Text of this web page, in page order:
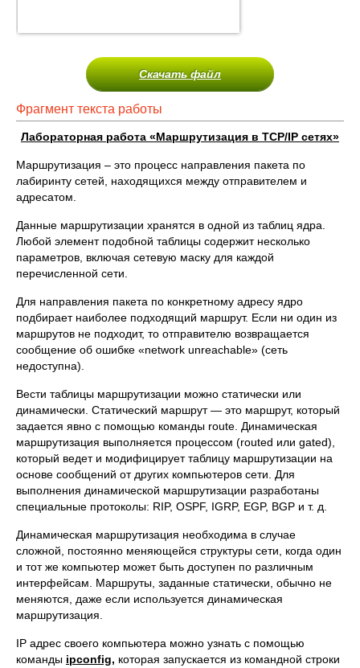
Скачать файл
Фрагмент текста работы
Лабораторная работа «Маршрутизация в TCP/IP сетях»
Маршрутизация – это процесс направления пакета по
лабиринту сетей, находящихся между отправителем и
адресатом.
Данные маршрутизации хранятся в одной из таблиц ядра.
Любой элемент подобной таблицы содержит несколько
параметров, включая сетевую маску для каждой
перечисленной сети.
Для направления пакета по конкретному адресу ядро
подбирает наиболее подходящий маршрут. Если ни один из
маршрутов не подходит, то отправителю возвращается
сообщение об ошибке «network unreachable» (сеть
недоступна).
Вести таблицы маршрутизации можно статически или
динамически. Статический маршрут — это маршрут, который
задается явно с помощью команды route. Динамическая
маршрутизация выполняется процессом (routed или gated),
который ведет и модифицирует таблицу маршрутизации на
основе сообщений от других компьютеров сети. Для
выполнения динамической маршрутизации разработаны
специальные протоколы: RIP, OSPF, IGRP, EGP, BGP и т. д.
Динамическая маршрутизация необходима в случае
сложной, постоянно меняющейся структуры сети, когда один
и тот же компьютер может быть доступен по различным
интерфейсам. Маршруты, заданные статически, обычно не
меняются, даже если используется динамическая
маршрутизация.
IР адрес своего компьютера можно узнать с помощью
команды ipconfig, которая запускается из командной строки